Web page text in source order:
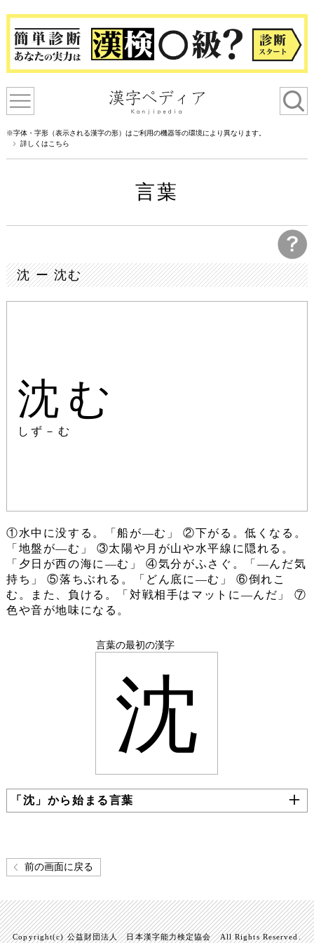
※字体・字形（表示される漢字の形）はご利用の機器等の環境により異なります。
詳しくはこちら
言葉
沈 ー 沈む
沈む
しず－む
①水中に没する。「船が―む」 ②下がる。低くなる。
「地盤が―む」 ③太陽や月が山や水平線に隠れる。
「夕日が西の海に―む」 ④気分がふさぐ。「―んだ気
持ち」 ⑤落ちぶれる。「どん底に―む」 ⑥倒れこ
む。また、負ける。「対戦相手はマットに―んだ」 ⑦
色や音が地味になる。
言葉の最初の漢字
沈
「沈」から始まる言葉
前の画面に戻る
Copyright(c) 公益財団法人 日本漢字能力検定協会 All Rights Reserved.